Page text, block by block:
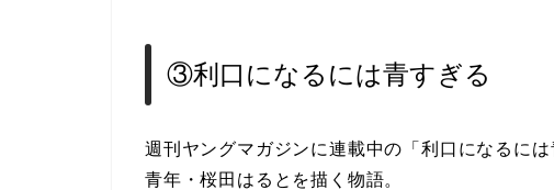
③利口になるには青すぎる
週刊ヤングマガジンに連載中の「利口になるに
青年・桜田はるとを描く物語。